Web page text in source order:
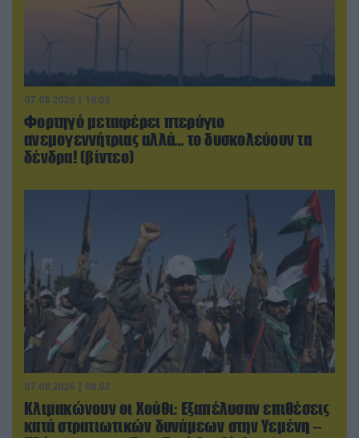
07.08.2026 | 16:02
Φορτηγό μεταφέρει πτερύγιο
ανεμογεννήτριας αλλά… το δυσκολεύουν τα
δένδρα! (βίντεο)
07.08.2026 | 08:02
Κλιμακώνουν οι Χούθι: Eξαπέλυσαν επιθέσεις
κατά στρατιωτικών δυνάμεων στην Υεμένη –